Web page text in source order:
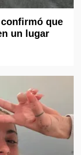
que
un lugar